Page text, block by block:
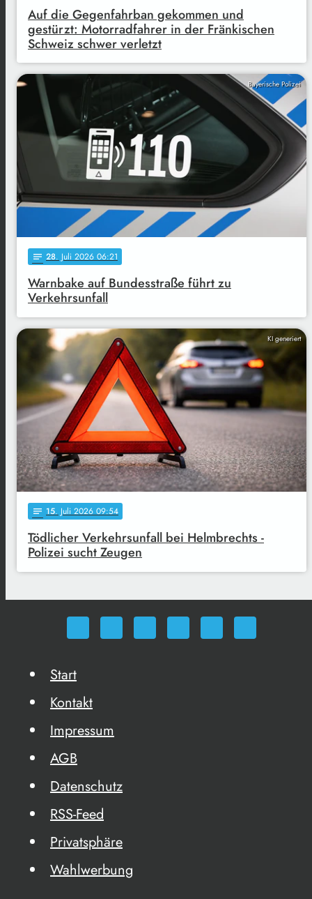
Auf die Gegenfahrban gekommen und
gestürzt: Motorradfahrer in der Fränkischen
Schweiz schwer verletzt
Bayerische Polizei
notes 28. Juli 2026 06:21
Warnbake auf Bundesstraße führt zu
Verkehrsunfall
KI generiert
notes 15. Juli 2026 09:54
Tödlicher Verkehrsunfall bei Helmbrechts -
Polizei sucht Zeugen
Start
Kontakt
Impressum
AGB
Datenschutz
RSS-Feed
Privatsphäre
Wahlwerbung